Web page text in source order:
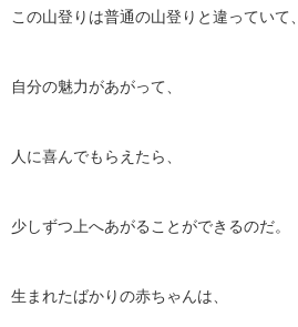
この山登りは普通の山登りと違っていて、
自分の魅力があがって、
人に喜んでもらえたら、
少しずつ上へあがることができるのだ。
生まれたばかりの赤ちゃんは、